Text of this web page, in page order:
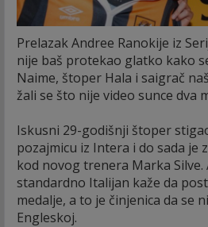
Prelazak Andree Ranokije iz
nije baš protekao glatko kako
Naime, štoper Hala i saigrač
žali se što nije video sunce dva
Iskusni 29-godišnji štoper
pozajmicu iz Intera i do sada je
kod novog trenera Marka Silve.
standardno Italijan kaže da
medalje, a to je činjenica da se
Engleskoj.